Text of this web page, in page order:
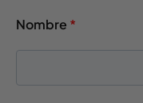
Nombre *